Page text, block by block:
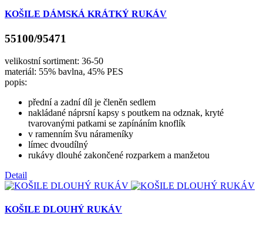
KOŠILE DÁMSKÁ KRÁTKÝ RUKÁV
55100/95471
velikostní sortiment: 36-50
materiál: 55% bavlna, 45% PES
popis:
přední a zadní díl je členěn sedlem
nakládané náprsní kapsy s poutkem na odznak, kryté
tvarovanými patkami se zapínáním knoflík
v ramenním švu nárameníky
límec dvoudílný
rukávy dlouhé zakončené rozparkem a manžetou
Detail
KOŠILE DLOUHÝ RUKÁV